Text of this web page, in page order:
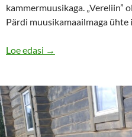
kammermuusikaga. „Vereliin”
Pärdi muusikamaailmaga ühte
Loe edasi Kõik ei ole rahamaa,
→